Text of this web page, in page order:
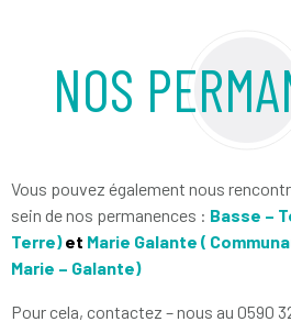
NOS
Vous pouvez également nous
sein de nos permanences : Basse –
Terre)et Marie Galante (
Marie – Galante)
Pour cela, contactez – nous au 0590